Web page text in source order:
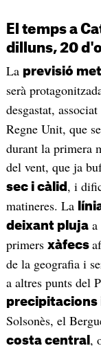
El temps a
dilluns, 20
La previsió
serà
desgastat,
Regne Unit, que
durant la primera
del vent, que ja
sec i càlid , i
matineres. La
deixant plujaa
primers xàfecs
de la geografia i
a altres punts del
precipitacions
Solsonès, el
costa central ,